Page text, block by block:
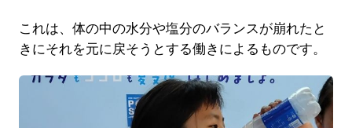
これは、体の中の水分や塩分のバランスが崩れたと
きにそれを元に戻そうとする働きによるものです。